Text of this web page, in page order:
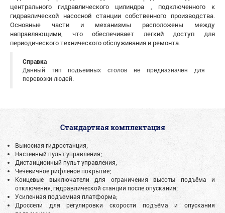
центрального гидравлического цилиндра , подключенного к
гидравлической насосной станции собственного производства.
Основные части и механизмы расположены между
направляющими, что обеспечивает легкий доступ для
периодического технического обслуживания и ремонта.
Справка
Данный тип подъемных столов не предназначен для
перевозки людей.
Стандартная комплектация
Выносная гидростанция;
Настенный пульт управления;
Дистанционный пульт управления;
Чечевичное рифленое покрытие;
Концевые выключатели для ограничения высоты подъёма и
отключения, гидравлической станции после опускания;
Усиленная подъемная платформа;
Дроссели для регулировки скорости подъёма и опускания